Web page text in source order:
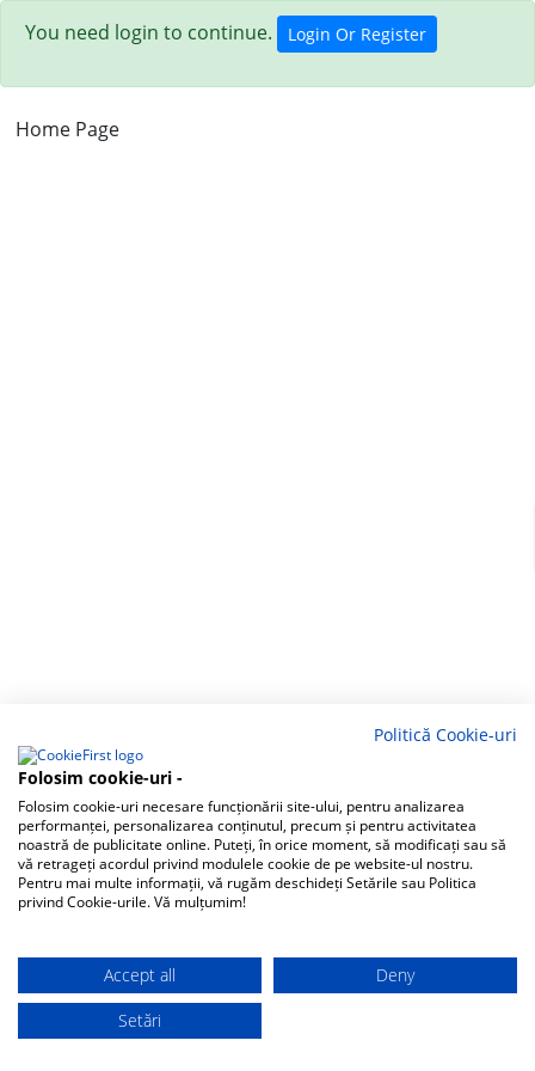
You need login to continue. Login Or Register
Home Page
Politică Cookie-uri
Folosim cookie-uri -
Folosim cookie-uri necesare funcționării site-ului, pentru analizarea
performanței, personalizarea conținutul, precum și pentru activitatea
noastră de publicitate online. Puteți, în orice moment, să modificați sau să
vă retrageți acordul privind modulele cookie de pe website-ul nostru.
Pentru mai multe informații, vă rugăm deschideți Setările sau Politica
privind Cookie-urile. Vă mulțumim!
Accept all
Deny
Setări